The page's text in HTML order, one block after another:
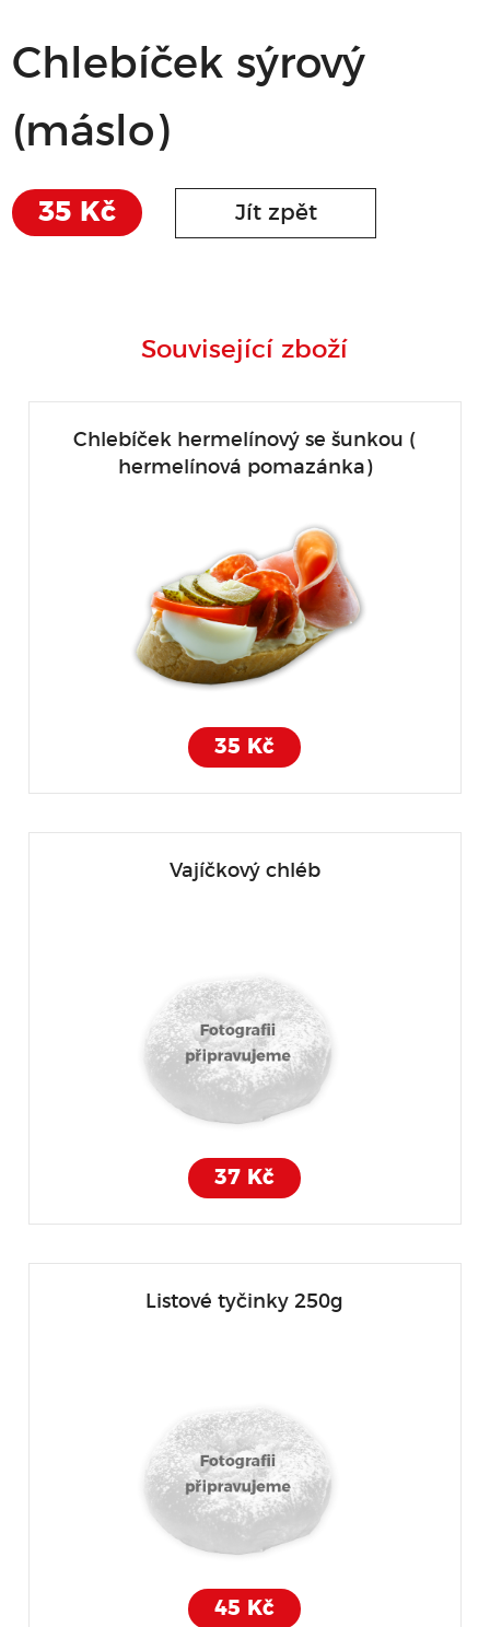
Chlebíček sýrový
(máslo)
35 Kč Jít zpět
Související zboží
Chlebíček hermelínový se šunkou (
hermelínová pomazánka)
35 Kč
Vajíčkový chléb
37 Kč
Listové tyčinky 250g
45 Kč